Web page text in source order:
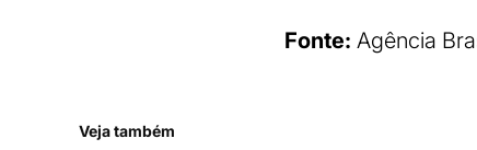
Fonte: Agência
Veja também